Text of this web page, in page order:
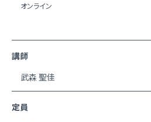
オンライン
講師
武森 聖佳
定員